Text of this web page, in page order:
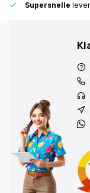
Supersnelle